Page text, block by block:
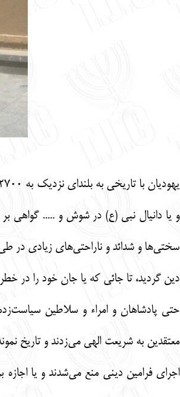
و یا دانیال نبی (ع) در شوش و ..... گواهی بر
سختی‌ها و شدائد و ناراحتی‌های زیادی در طی
دین گردید، تا جائی که یا جان خود را در
حتی پادشاهان و امراء و سلاطین
معتقدین به شریعت الهی می‌زدند و تاریخ
اجرای فرامین دینی منع می‌شدند و یا